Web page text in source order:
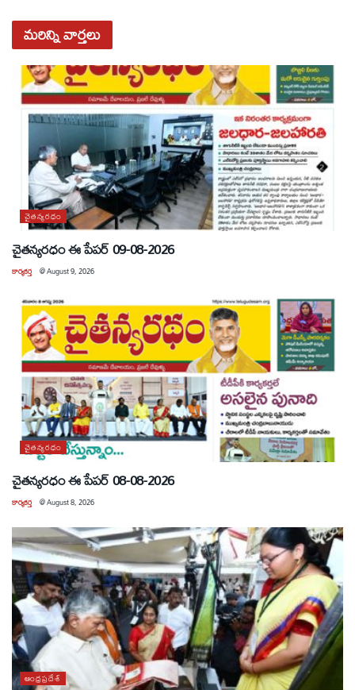
మరిన్నివార్తలు
చైతన్యరధం
చైతన్యరధం ఈ పేపర్ 09-08-2026
కార్యకర్త @August 9, 2026
చైతన్యరధం
చైతన్యరధం ఈ పేపర్ 08-08-2026
కార్యకర్త @August 8, 2026
ఆంధ్రప్రదేశ్